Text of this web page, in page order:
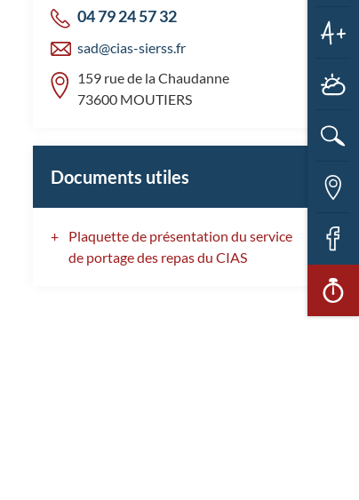
04 79 24 57 32
sad@cias-sierss.fr
159 rue de la Chaudanne
73600 MOUTIERS
Documents utiles
Plaquette de présentation du service
de portage des repas du CIAS
des